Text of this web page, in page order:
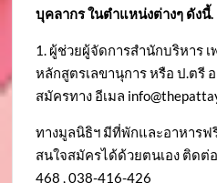
บุคลากร ในตำแหน่งต่างๆ ดังนี้.
1. ผู้ช่วยผู้จัดการสำนักบริหาร
หลักสูตรเลขานุการ หรือ ป.ตรี
สมัครทาง อีเมล
ทางมูลนิธิฯ มีที่พักและอาหารฟ
สนใจสมัครได้ด้วยตนเอง ติดต่
468 , 038-416-426